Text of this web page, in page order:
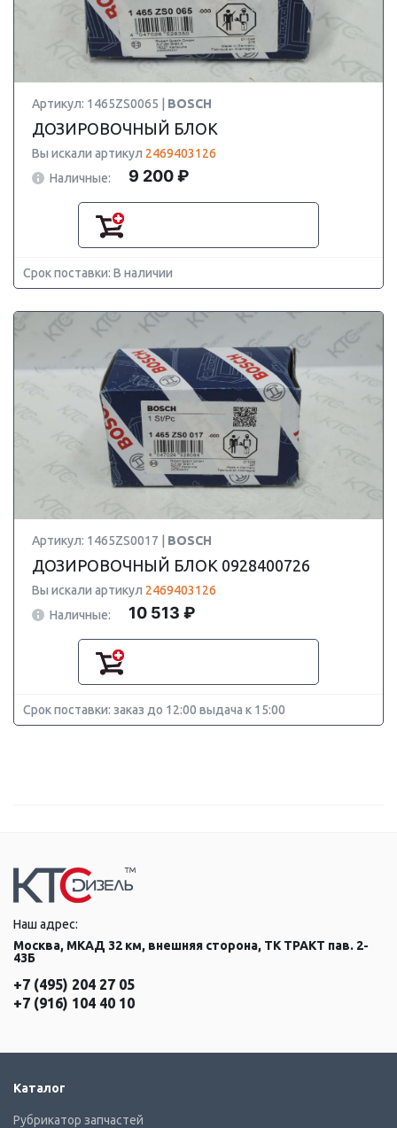
Артикул: 1465ZS0065 | BOSCH
ДОЗИРОВОЧНЫЙ БЛОК
Вы искали артикул 2469403126
Наличные:
9 200 ₽
Срок поставки: В наличии
Артикул: 1465ZS0017 | BOSCH
ДОЗИРОВОЧНЫЙ БЛОК 0928400726
Вы искали артикул 2469403126
Наличные:
10 513 ₽
Срок поставки: заказ до 12:00 выдача к 15:00
Наш адрес:
Москва, МКАД 32 км, внешняя сторона, ТК ТРАКТ пав. 2-
43Б
+7 (495) 204 27 05
+7 (916) 104 40 10
Каталог
Рубрикатор запчастей